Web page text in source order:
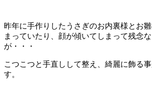
昨年に手作りしたうさぎのお内裏様とお
まっていたり、顔が傾いてしまって残念
が・・・
こつこつと手直しして整え、綺麗に飾る
す。